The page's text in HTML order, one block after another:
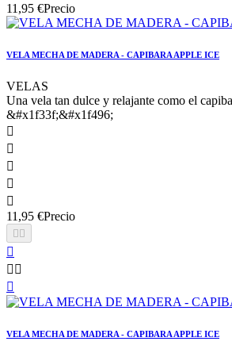
11,95 €Precio
VELA MECHA DE MADERA - CAPIBARA APPLE ICE
VELAS
Una vela tan dulce y relajante como el
&#x1f33f;&#x1f496;





11,95 €Precio
 

 

VELA MECHA DE MADERA - CAPIBARA APPLE ICE